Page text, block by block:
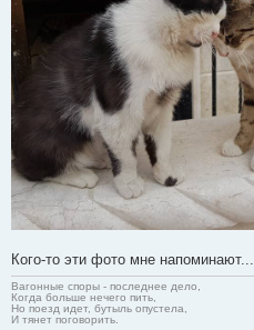
Кого-то эти фото мне напоминают...
Вагонные споры - последнее дело,
Когда больше нечего пить,
Но поезд идет, бутыль опустела,
И тянет поговорить.